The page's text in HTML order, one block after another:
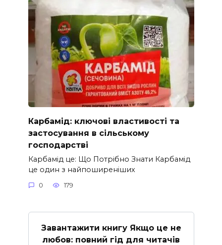
Карбамід: ключові властивості та
застосування в сільському
господарстві
Карбамід це: Що Потрібно Знати Карбамід
це один з найпоширеніших
0 179
Завантажити книгу Якщо це не
любов: повний гід для читачів